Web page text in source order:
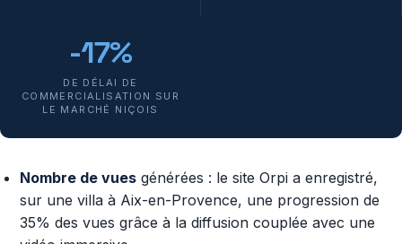
-17%
DE DÉLAI DE
COMMERCIALISATION SUR
LE MARCHÉ NIÇOIS
Nombre de vues générées : le site Orpi a enregistré,
sur une villa à Aix-en-Provence, une progression de
35% des vues grâce à la diffusion couplée avec une